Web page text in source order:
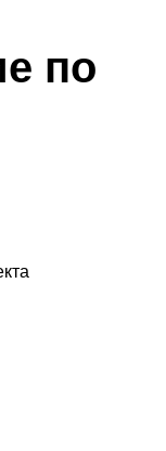
по